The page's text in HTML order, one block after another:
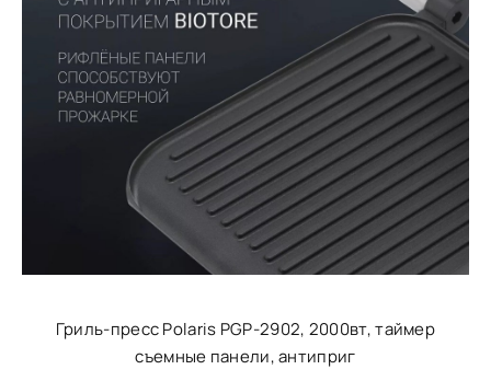
Гриль-пресс Polaris PGP-2902, 2000вт, таймер
съемные панели, антиприг